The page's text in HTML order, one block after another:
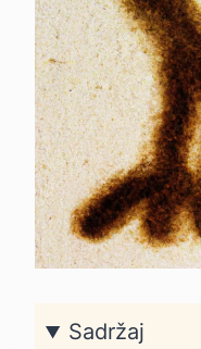
Sadržaj